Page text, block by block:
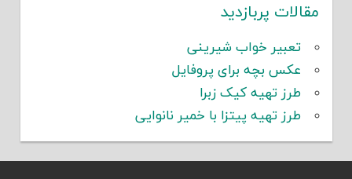
مقالات پربازدید
تعبیر خواب شیرینی
عکس بچه برای پروفایل
طرز تهیه کیک زبرا
طرز تهیه پیتزا با خمیر نانوایی